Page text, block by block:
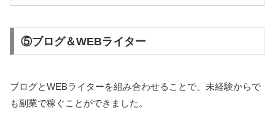
⑤ブログ＆WEBライター
ブログとWEBライターを組み合わせることで、未経験からで
も副業で稼ぐことができました。